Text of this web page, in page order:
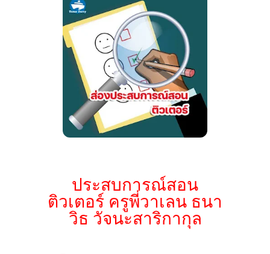
ประสบการณ์สอน
ติวเตอร์ ครูพี่วาเลน ธนา
วิธ วัจนะสาริกากุล